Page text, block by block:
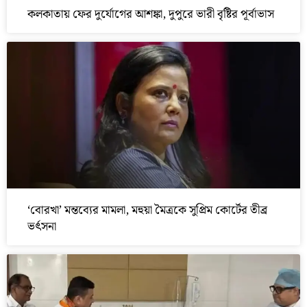
কলকাতায় ফের দুর্যোগের আশঙ্কা, দুপুরে ভারী বৃষ্টির পূর্বাভাস
‘বোরখা’ মন্তব্যের মামলা, মহুয়া মৈত্রকে সুপ্রিম কোর্টের তীব্র
ভর্ৎসনা